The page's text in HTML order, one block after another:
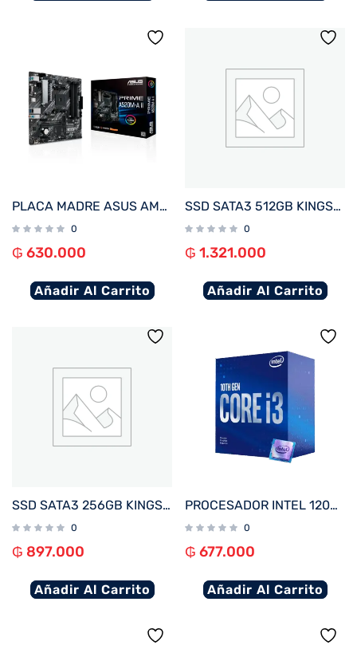
PLACA MADRE ASUS AM4 PRIME A520M-A II V/S/R/HDMI/DP/M.2/DDR4/MATX
0
₲ 630.000
Añadir Al Carrito
SSD SATA3 512GB KINGSTON SKC600/512G 550/520
0
₲ 1.321.000
Añadir Al Carrito
SSD SATA3 256GB KINGSTON SKC600/256G 550/500
0
₲ 897.000
Añadir Al Carrito
PROCESADOR INTEL 1200 CORE I3-10100F 3.6GHZ/6MB C/ COOL BX8070110100F
0
₲ 677.000
Añadir Al Carrito